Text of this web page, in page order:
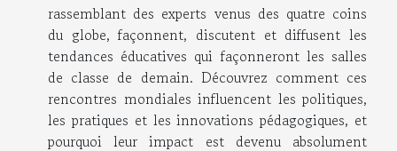
rassemblant des experts venus des quatre coins
du globe, façonnent, discutent et diffusent les
tendances éducatives qui façonneront les salles
de classe de demain. Découvrez comment ces
rencontres mondiales influencent les politiques,
les pratiques et les innovations pédagogiques, et
pourquoi leur impact est devenu absolument